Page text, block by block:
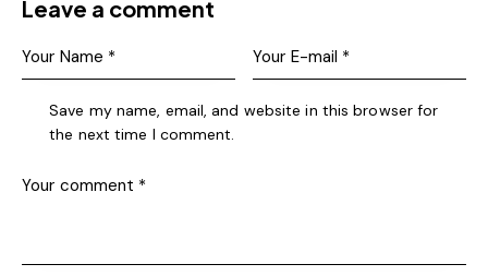
Leave a comment
Save my name, email, and website in this browser for
the next time I comment.